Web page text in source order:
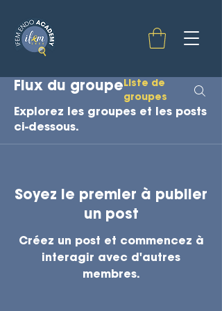
Flux du groupe Liste de
groupes
Explorez les groupes et les posts
ci-dessous.
Soyez le premier à publier
un post
Créez un post et commencez à
interagir avec d'autres
membres.